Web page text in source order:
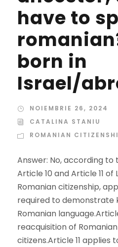
have to
born in
Israel/
NOIEMBRIE 26, 2024
CATALINA STANIU
ROMANIAN
Answer: No, according to
Article 10 and Article 11 of
Romanian citizenship,
required to demonstrate
Romanian
reacquisition of
citizens.Article 11 applies